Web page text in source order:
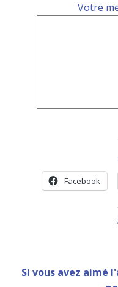
Votre
Facebook
Si vous avez aimé